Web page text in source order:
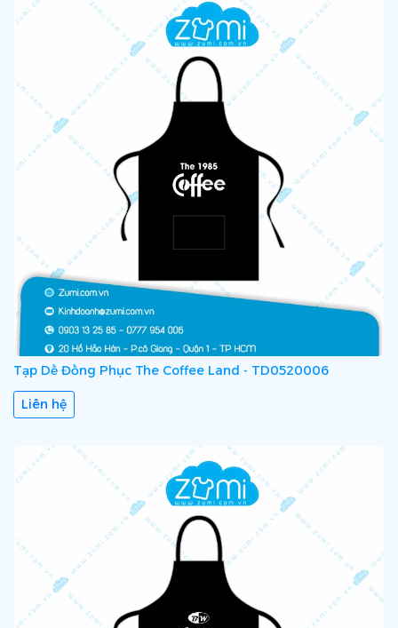
Tạp Dề Đồng Phục The Coffee Land - TD0520006
Liên hệ